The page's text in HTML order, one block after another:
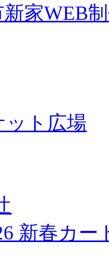
家WEB
ット広場
新春カ